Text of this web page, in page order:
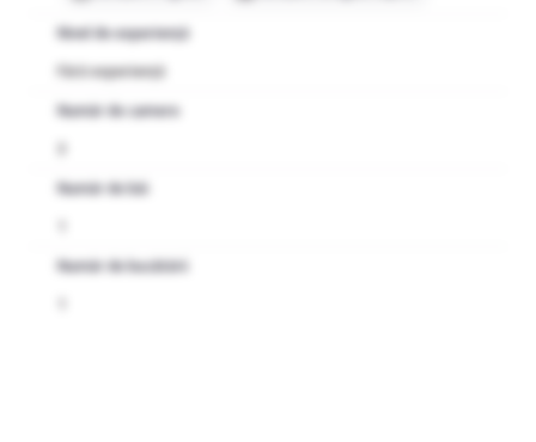
Nivel de experiență
Fără experiență
Număr de camere
Număr de băi
Număr de bucătării